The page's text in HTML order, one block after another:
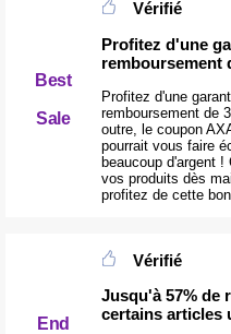
Best
Sale
Vérifié
Profitez d'une
remboursement
Profitez d'une
remboursement de
outre, le coupon
pourrait vous faire
beaucoup d'argent !
vos produits dès
profitez de cette
End
Vérifié
Jusqu'à 57% de
certains articles